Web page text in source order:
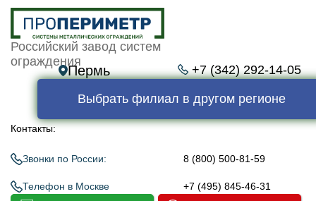
Российский завод систем
ограждения
Пермь +7 (342) 292-14-05
Выбрать филиал в другом регионе
Контакты:
Звонки по России: 8 (800) 500-81-59
Телефон в Москве +7 (495) 845-46-31